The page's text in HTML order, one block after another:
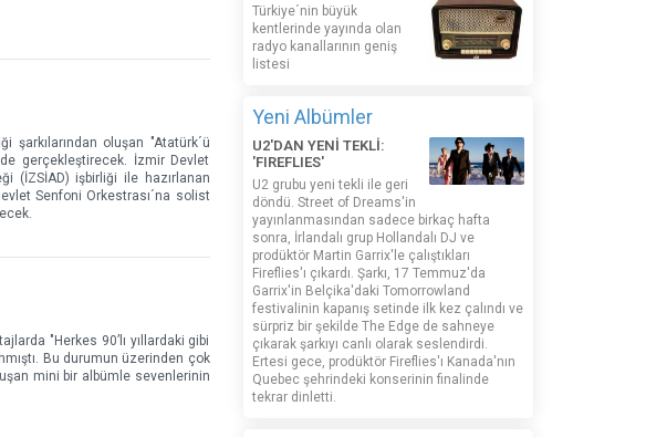
şarkılarından oluşan "Atatürk´ü
gerçekleştirecek. İzmir Devlet
(İZSİAD) işbirliği ile hazırlanan
Senfoni Orkestrası´na solist
"Herkes 90’lı yıllardaki gibi
Bu durumun üzerinden çok
mini bir albümle sevenlerinin
Türkiye´nin büyük
kentlerinde yayında olan
radyo kanallarının geniş
listesi
Yeni Albümler
U2'DAN YENİ TEKLİ:
'FIREFLIES'
U2 grubu yeni tekli ile geri
döndü. Street of Dreams'in
yayınlanmasından sadece birkaç hafta
sonra, İrlandalı grup Hollandalı DJ ve
prodüktör Martin Garrix'le çalıştıkları
Fireflies'ı çıkardı. Şarkı, 17 Temmuz'da
Garrix'in Belçika'daki Tomorrowland
festivalinin kapanış setinde ilk kez çalındı ​​ve
sürpriz bir şekilde The Edge de sahneye
çıkarak şarkıyı canlı olarak seslendirdi.
Ertesi gece, prodüktör Fireflies'ı Kanada'nın
Quebec şehrindeki konserinin finalinde
tekrar dinletti.